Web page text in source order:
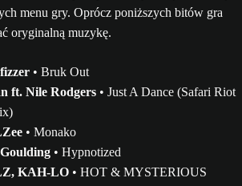
menu gry. Oprócz poniższych bitów gra
oryginalną muzykę.
• Bruk Out
ft. Nile Rodgers • Just A Dance (Safari Riot
• Monako
• Hypnotized
KAH-LO • HOT & MYSTERIOUS